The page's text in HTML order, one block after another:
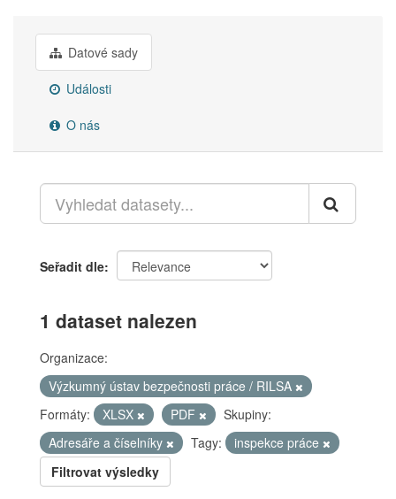
Datové sady
Události
O nás
Seřadit dle
1 dataset nalezen
Organizace:
Výzkumný ústav bezpečnosti práce / RILSA
Formáty:
XLSX PDF
Skupiny:
Adresáře a číselníky
Tagy:
inspekce práce
Filtrovat výsledky